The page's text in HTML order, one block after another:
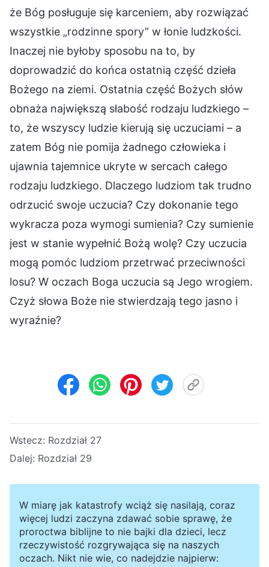
że Bóg posługuje się karceniem, aby rozwiązać
wszystkie „rodzinne spory” w łonie ludzkości.
Inaczej nie byłoby sposobu na to, by
doprowadzić do końca ostatnią część dzieła
Bożego na ziemi. Ostatnia część Bożych słów
obnaża największą słabość rodzaju ludzkiego –
to, że wszyscy ludzie kierują się uczuciami – a
zatem Bóg nie pomija żadnego człowieka i
ujawnia tajemnice ukryte w sercach całego
rodzaju ludzkiego. Dlaczego ludziom tak trudno
odrzucić swoje uczucia? Czy dokonanie tego
wykracza poza wymogi sumienia? Czy sumienie
jest w stanie wypełnić Bożą wolę? Czy uczucia
mogą pomóc ludziom przetrwać przeciwności
losu? W oczach Boga uczucia są Jego wrogiem.
Czyż słowa Boże nie stwierdzają tego jasno i
wyraźnie?
Wstecz: Rozdział 27
Dalej: Rozdział 29
W miarę jak katastrofy wciąż się nasilają, coraz
więcej ludzi zaczyna zdawać sobie sprawę, że
proroctwa biblijne to nie bajki dla dzieci, lecz
rzeczywistość rozgrywająca się na naszych
oczach. Nikt nie wie, co nadejdzie najpierw: